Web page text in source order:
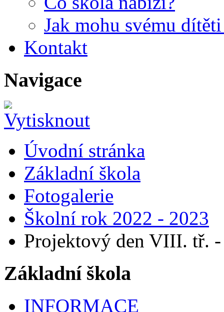
Jak mohu svému
Kontakt
Navigace
Úvodní stránka
Základní škola
Fotogalerie
Školní rok 2022 - 2023
Projektový den VIII. tř.
Základní škola
INFORMACE